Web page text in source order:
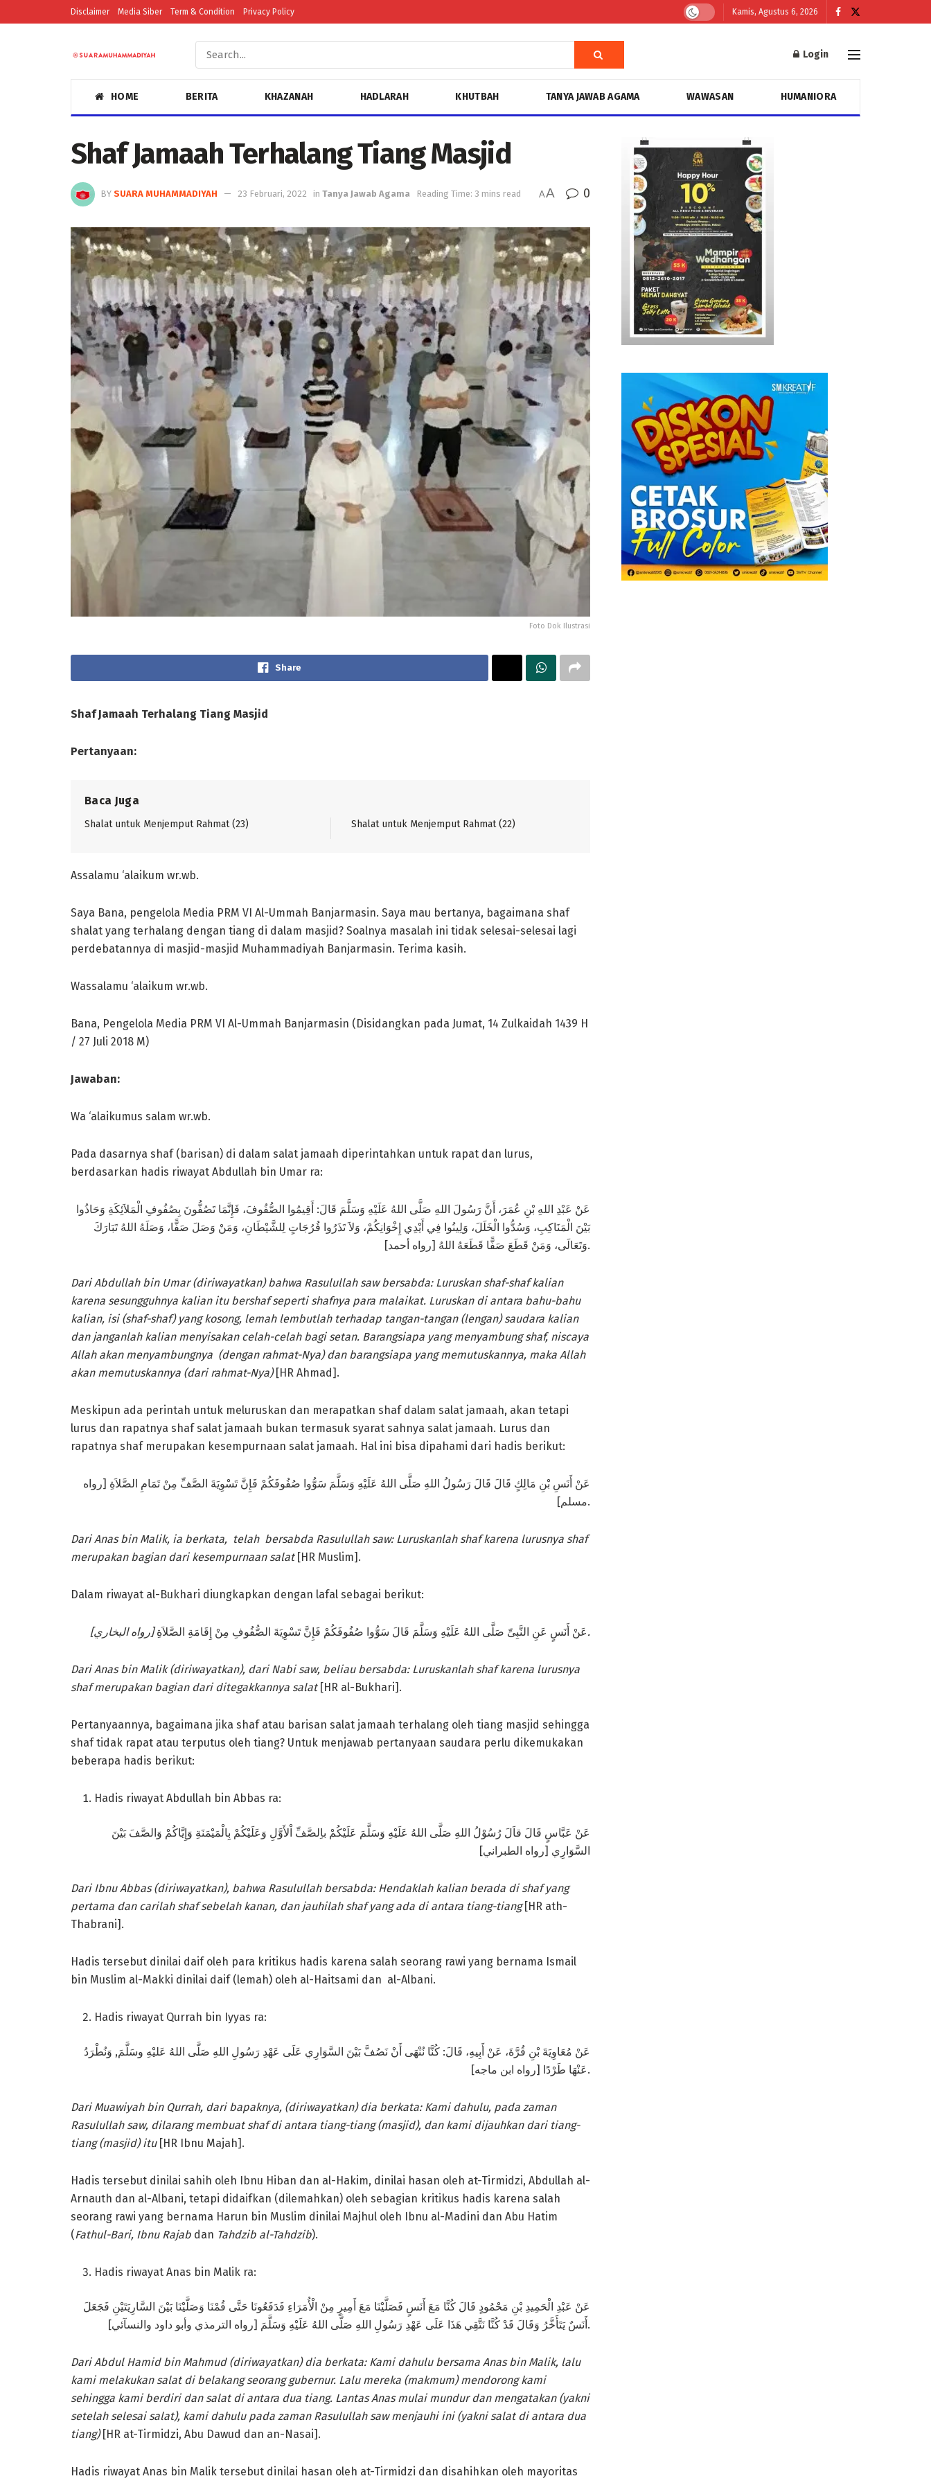
Disclaimer Media Siber Term & Condition Privacy Policy Kamis, Agustus 6, 2026
Login
HOME BERITA KHAZANAH HADLARAH KHUTBAH TANYA JAWAB AGAMA WAWASAN HUMANIORA
Shaf Jamaah Terhalang Tiang Masjid
BY SUARA MUHAMMADIYAH 23 Februari, 2022 in Tanya Jawab Agama Reading Time: 3 mins read AA 0
Foto Dok Ilustrasi
Share
S haf Jamaah Terhalang Tiang Masjid
Pertanyaan:
Baca Juga
Shalat untuk Menjemput Rahmat (23) Shalat untuk Menjemput Rahmat (22)
Assalamu ‘alaikum wr.wb.
Saya Bana, pengelola Media PRM VI Al-Ummah Banjarmasin. Saya mau bertanya, bagaimana shaf
shalat yang terhalang dengan tiang di dalam masjid? Soalnya masalah ini tidak selesai-selesai lagi
perdebatannya di masjid-masjid Muhammadiyah Banjarmasin. Terima kasih.
Wassalamu ‘alaikum wr.wb.
Bana, Pengelola Media PRM VI Al-Ummah Banjarmasin (Disidangkan pada Jumat, 14 Zulkaidah 1439 H
/ 27 Juli 2018 M)
Jawaban:
Wa ‘alaikumus salam wr.wb.
Pada dasarnya shaf (barisan) di dalam salat jamaah diperintahkan untuk rapat dan lurus,
berdasarkan hadis riwayat Abdullah bin Umar ra:
عَنْ عَبْدِ اللهِ بْنِ عُمَرَ، أَنَّ رَسُولَ اللهِ صَلَّى اللهُ عَلَيْهِ وَسَلَّمَ قَالَ: أَقِيمُوا الصُّفُوفَ، فَإِنَّمَا تَصُفُّونَ بِصُفُوفِ الْمَلاَئِكَةِ وَحَاذُوا
بَيْنَ الْمَنَاكِبِ، وَسُدُّوا الْخَلَلَ، وَلِينُوا فِي أَيْدِي إِخْوَانِكُمْ، وَلاَ تَذَرُوا فُرُجَاتٍ لِلشَّيْطَانِ، وَمَنْ وَصَلَ صَفًّا، وَصَلَهُ اللهُ تَبَارَكَ
وَتَعَالَى، وَمَنْ قَطَعَ صَفًّا قَطَعَهُ اللهُ [رواه أحمد].
Dari Abdullah bin Umar (diriwayatkan) bahwa Rasulullah saw bersabda: Luruskan shaf-shaf kalian
karena sesungguhnya kalian itu bershaf seperti shafnya para malaikat. Luruskan di antara bahu-bahu
kalian, isi (shaf-shaf) yang kosong, lemah lembutlah terhadap tangan-tangan (lengan) saudara kalian
dan janganlah kalian menyisakan celah-celah bagi setan. Barangsiapa yang menyambung shaf, niscaya
Allah akan menyambungnya (dengan rahmat-Nya) dan barangsiapa yang memutuskannya, maka Allah
akan memutuskannya (dari rahmat-Nya)[HR Ahmad].
Meskipun ada perintah untuk meluruskan dan merapatkan shaf dalam salat jamaah, akan tetapi
lurus dan rapatnya shaf salat jamaah bukan termasuk syarat sahnya salat jamaah. Lurus dan
rapatnya shaf merupakan kesempurnaan salat jamaah. Hal ini bisa dipahami dari hadis berikut:
عَنْ أَنَسِ بْنِ مَالِكٍ قَالَ قَالَ رَسُولُ اللهِ صَلَّى اللهُ عَلَيْهِ وَسَلَّمَ سَوُّوا صُفُوفَكُمْ فَإِنَّ تَسْوِيَةَ الصَّفِّ مِنْ تَمَامِ الصَّلاَةِ [رواه
مسلم].
Dari Anas bin Malik, ia berkata, telah bersabda Rasulullah saw: Luruskanlah shaf karena lurusnya shaf
merupakan bagian dari kesempurnaan salat[HR Muslim].
Dalam riwayat al-Bukhari diungkapkan dengan lafal sebagai berikut:
عَنْ أَنَسٍ عَنِ النَّبِىِّ صَلَّى اللهُ عَلَيْهِ وَسَلَّمَ قَالَ سَوُّوا صُفُوفَكُمْ فَإِنَّ تَسْوِيَةَ الصُّفُوفِ مِنْ إِقَامَةِ الصَّلاَةِ[رواه البخاري].
Dari Anas bin Malik (diriwayatkan), dari Nabi saw, beliau bersabda: Luruskanlah shaf karena lurusnya
shaf merupakan bagian dari ditegakkannya salat[HR al-Bukhari].
Pertanyaannya, bagaimana jika shaf atau barisan salat jamaah terhalang oleh tiang masjid sehingga
shaf tidak rapat atau terputus oleh tiang? Untuk menjawab pertanyaan saudara perlu dikemukakan
beberapa hadis berikut:
Hadis riwayat Abdullah bin Abbas ra:
عَنْ عَبَّاسٍ قَالَ قاَلَ رُسُوْلُ اللهِ صَلَّى اللهُ عَلَيْهِ وَسَلَّمَ عَلَيْكُمْ باِلصَّفِّ اْلأَوَّلِ وَعَلَيْكُمْ بِالْمَيْمَنَةِ وَإِيَّاكُمْ وَالصَّفَ بَيْنَ
السَّوَارِي [رواه الطبراني]
Dari Ibnu Abbas (diriwayatkan), bahwa Rasulullah bersabda: Hendaklah kalian berada di shaf yang
pertama dan carilah shaf sebelah kanan, dan jauhilah shaf yang ada di antara tiang-tiang[HR ath-
Thabrani].
Hadis tersebut dinilai daif oleh para kritikus hadis karena salah seorang rawi yang bernama Ismail
bin Muslim al-Makki dinilai daif (lemah) oleh al-Haitsami dan al-Albani.
Hadis riwayat Qurrah bin Iyyas ra:
عَنْ مُعَاوِيَةَ بْنِ قُرَّةَ، عَنْ أَبِيهِ، قَالَ: كُنَّا نُنْهَى أَنْ نَصُفَّ بَيْنَ السَّوَارِي عَلَى عَهْدِ رَسُولِ اللهِ صَلَّى اللهُ عَليْهِ وسَلَّمَ, وَنُطْرَدُ
عَنْهَا طَرْدًا [رواه ابن ماجه].
Dari Muawiyah bin Qurrah, dari bapaknya, (diriwayatkan)dia berkata: Kami dahulu, pada zaman
Rasulullah saw, dilarang membuat shaf di antara tiang-tiang (masjid), dan kami dijauhkan dari tiang-
tiang (masjid) itu[HR Ibnu Majah].
Hadis tersebut dinilai sahih oleh Ibnu Hiban dan al-Hakim, dinilai hasan oleh at-Tirmidzi, Abdullah al-
Arnauth dan al-Albani, tetapi didaifkan (dilemahkan) oleh sebagian kritikus hadis karena salah
seorang rawi yang bernama Harun bin Muslim dinilai Majhul oleh Ibnu al-Madini dan Abu Hatim
(Fathul-Bari, Ibnu Rajab dan Tahdzib al-Tahdzib).
Hadis riwayat Anas bin Malik ra:
عَنْ عَبْدِ الْحَمِيدِ بْنِ مَحْمُودٍ قَالَ كُنَّا مَعَ أَنَسٍ فَصَلَّيْنَا مَعَ أَمِيرٍ مِنْ الْأُمَرَاءِ فَدَفَعُونَا حَتَّى قُمْنَا وَصَلَّيْنَا بَيْنَ السَّارِيَتَيْنِ فَجَعَلَ
أَنَسٌ يَتَأَخَّرُ وَقَالَ قَدْ كُنَّا نَتَّقِي هَذَا عَلَى عَهْدِ رَسُولِ اللهِ صَلَّى اللهُ عَلَيْهِ وَسَلَّمَ [رواه الترمذي وأبو داود والنسآئي].
Dari Abdul Hamid bin Mahmud (diriwayatkan)dia berkata: Kami dahulu bersama Anas bin Malik, lalu
kami melakukan salat di belakang seorang gubernur. Lalu mereka (makmum) mendorong kami
sehingga kami berdiri dan salat di antara dua tiang. Lantas Anas mulai mundur dan mengatakan (yakni
setelah selesai salat), kami dahulu pada zaman Rasulullah saw menjauhi ini (yakni salat di antara dua
tiang)[HR at-Tirmidzi, Abu Dawud dan an-Nasai].
Hadis riwayat Anas bin Malik tersebut dinilai hasan oleh at-Tirmidzi dan disahihkan oleh mayoritas